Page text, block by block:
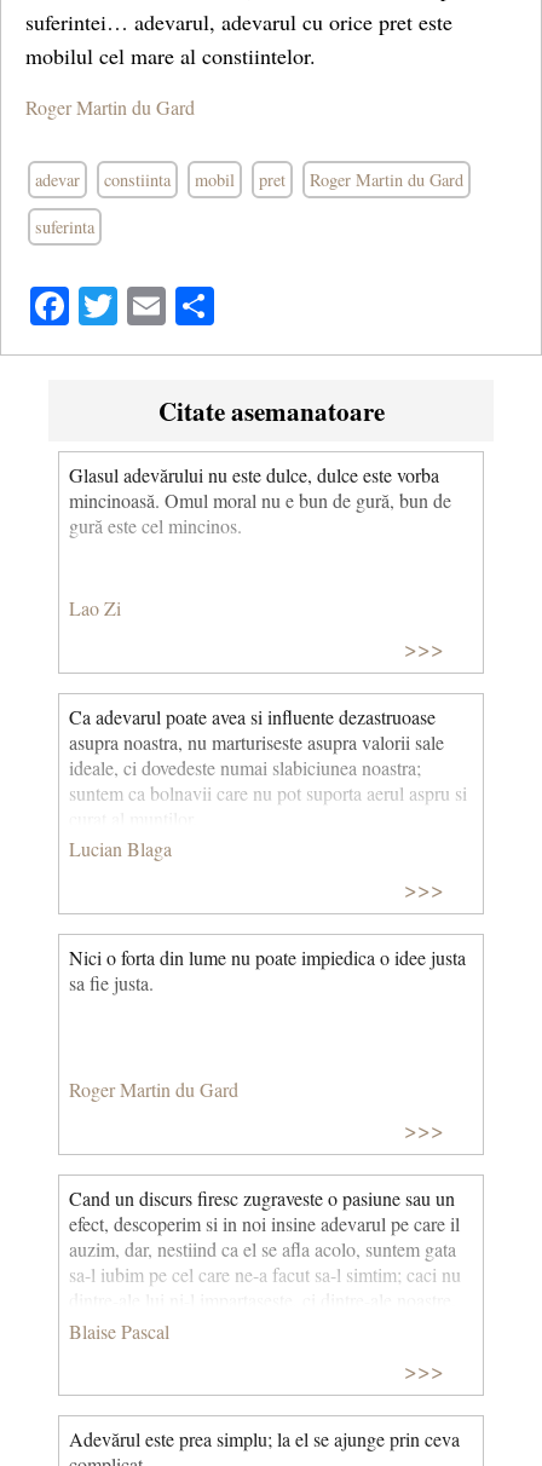
suferintei… adevarul, adevarul cu orice pret este
mobilul cel mare al constiintelor.
Roger Martin du Gard
adevar constiinta mobil pret Roger Martin du Gard
suferinta
Facebook
Twitter
Email
Citate asemanatoare
Glasul adevărului nu este dulce, dulce este vorba
mincinoasă. Omul moral nu e bun de gură, bun de
gură este cel mincinos.
Lao Zi
>>>
Ca adevarul poate avea si influente dezastruoase
asupra noastra, nu marturiseste asupra valorii sale
ideale, ci dovedeste numai slabiciunea noastra;
suntem ca bolnavii care nu pot suporta aerul aspru si
Lucian Blaga
>>>
Nici o forta din lume nu poate impiedica o idee justa
sa fie justa.
Roger Martin du Gard
>>>
Cand un discurs firesc zugraveste o pasiune sau un
efect, descoperim si in noi insine adevarul pe care il
auzim, dar, nestiind ca el se afla acolo, suntem gata
sa-l iubim pe cel care ne-a facut sa-l simtim; caci nu
Binele pe care ni-l face ne indeamna sa-l iubim, in
l indrageasca tocmai pentru aceasta comuniune a
intelegerii.
Blaise Pascal
>>>
Adevărul este prea simplu; la el se ajunge prin ceva